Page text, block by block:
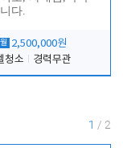
다.
월 2,500,000원
청소
경력무관
1 / 2